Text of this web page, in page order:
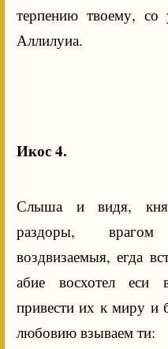
терпению твоему, со
Аллилуиа.
Икос 4.
Слыша и видя,
раздоры, врагом
воздвизаемыя, егда
абие восхотел еси
привести их к миру и
любовию взываем ти: